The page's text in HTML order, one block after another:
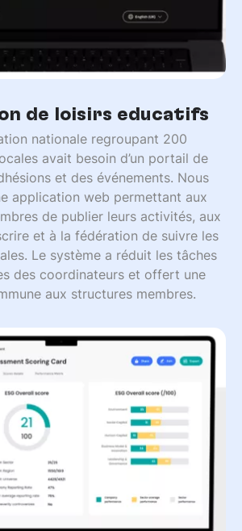
de loisirs éducatifs
nationale regroupant 200
avait besoin d’un portail de
et des événements. Nous
application web permettant aux
de publier leurs activités, aux
et à la fédération de suivre les
Le système a réduit les tâches
des coordinateurs et offert une
aux structures membres.